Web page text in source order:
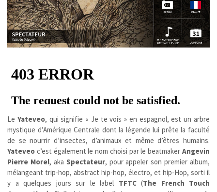
Le Yateveo, qui signifie « Je te vois » en espagnol, est un arbre
mystique d’Amérique Centrale dont la légende lui prête la faculté
de se nourrir d’insectes, d’animaux et même d’êtres humains.
Yateveo c’est également le nom choisi par le beatmaker Angevin
Pierre Morel, aka Spectateur, pour appeler son premier album,
mélangeant trip-hop, abstract hip-hop, électro, et hip-Hop, sorti il
y a quelques jours sur le label TFTC (The French Touch